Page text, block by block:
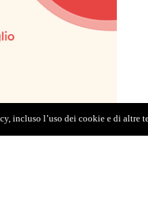
incluso l’uso dei cookie e di altre